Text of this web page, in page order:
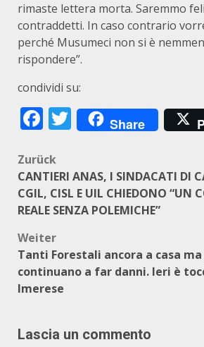
rimaste lettera morta. Saremmo
contraddetti. In caso contrario
perché Musumeci non si è
rispondere”.
condividi su:
Facebook
Twitter
Share
Beitragsnavigation
Zurück
CANTIERI ANAS, I SINDACATI DI
CGIL, CISL E UIL CHIEDONO “UN
REALE SENZA POLEMICHE”
Weiter
Tanti Forestali ancora a casa
continuano a far danni. Ieri è
Imerese
Lascia un commento